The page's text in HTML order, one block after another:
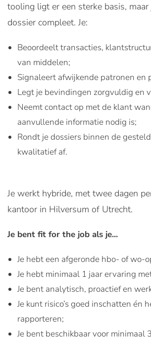
tooling ligt er een sterke basis,
dossier compleet. Je:
Beoordeelt transacties,
van middelen;
Signaleert afwijkende patronen en
Legt je bevindingen zorgvuldig en
Neemt contact op met de klant
aanvullende informatie nodig is;
Rondt je dossiers binnen de
kwalitatief af.
Je werkt hybride, met twee dagen
kantoor in Hilversum of Utrecht.
Je bent fit for the job als je...
Je hebt een afgeronde hbo- of wo-
Je hebt minimaal 1 jaar ervaring
Je bent analytisch, proactief en
Je kunt risico’s goed inschatten én
rapporteren;
Je bent beschikbaar voor minimaal